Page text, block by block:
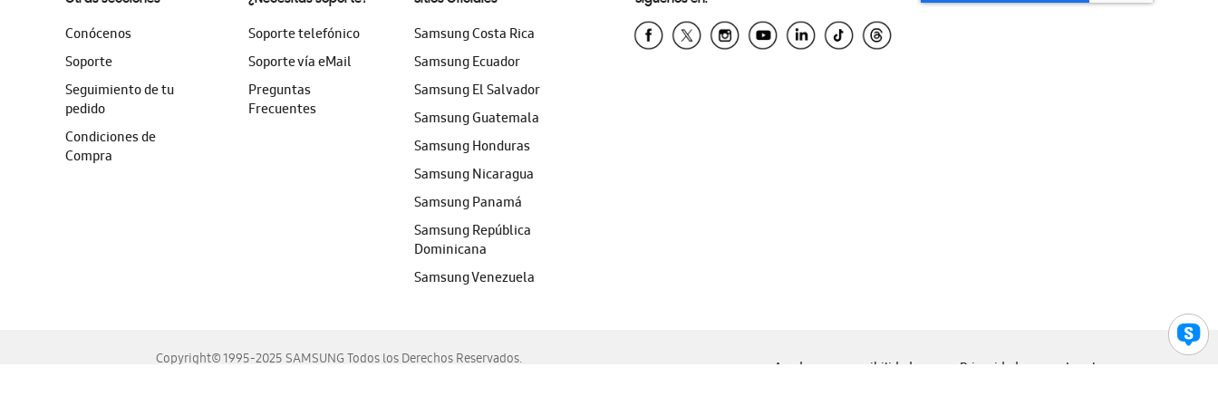
Conócenos
Soporte
Seguimiento de tu
pedido
Condiciones de
Compra
Soporte telefónico
Soporte vía eMail
Preguntas
Frecuentes
Samsung Costa Rica
Samsung Ecuador
Samsung El Salvador
Samsung Guatemala
Samsung Honduras
Samsung Nicaragua
Samsung Panamá
Samsung República
Dominicana
Samsung Venezuela
Copyright© 1995-2025 SAMSUNG Todos los Derechos Reservados.
Ayuda para accesibilidad Privacidad Legal